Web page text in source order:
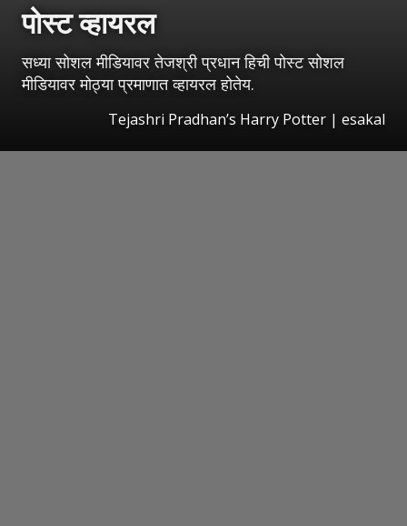
पोस्ट व्हायरल
सध्या सोशल मीडियावर तेजश्री प्रधान हिची पोस्ट सोशल
मीडियावर मोठ्या प्रमाणात व्हायरल होतेय.
Tejashri Pradhan’s Harry Potter | esakal